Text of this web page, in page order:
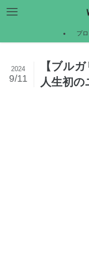
プ
【ブル
人生初の
2024
9/11